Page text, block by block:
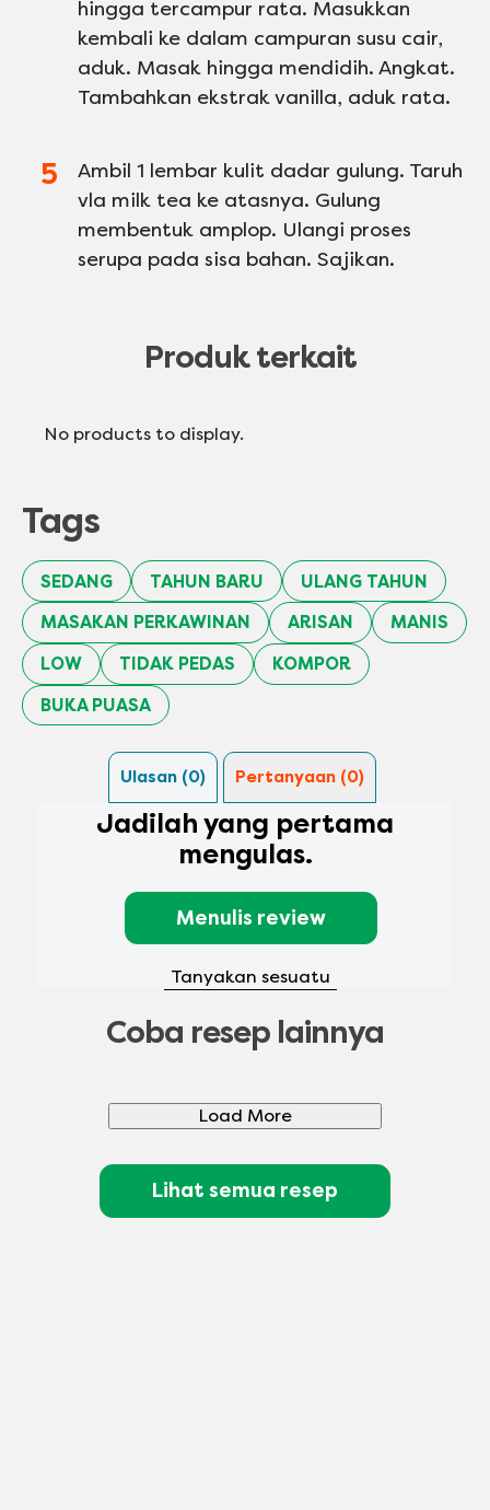
hingga tercampur rata. Masukkan
kembali ke dalam campuran susu cair,
aduk. Masak hingga mendidih. Angkat.
Tambahkan ekstrak vanilla, aduk rata.
Ambil 1 lembar kulit dadar gulung. Taruh
vla milk tea ke atasnya. Gulung
membentuk amplop. Ulangi proses
serupa pada sisa bahan. Sajikan.
Produk terkait
No products to display.
Tags
SEDANG TAHUN BARU
ULANG TAHUN
MASAKAN PERKAWINAN
ARISAN
MANIS
LOW
TIDAK PEDAS
KOMPOR
BUKA PUASA
Ulasan (0) Pertanyaan (0)
Jadilah yang pertama
mengulas.
Menulis review
Tanyakan sesuatu
Coba resep lainnya
Load More
Lihat semua resep